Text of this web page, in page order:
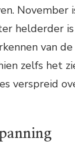
helderder
van
zelfs het
verspreid